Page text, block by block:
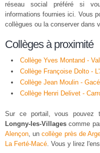
réseau social préféré si
informations fournies ici. Vous
collègues ou la conserver dans
Collèges à proximité
Collège Yves Montand -
Collège Françoise Dolto -
Collège Jean Moulin - Gacé
Collège Henri Delivet -
Sur ce portail, vous pouvez
Longny-les-Villages comme
Alençon, uncollège près de
La Ferté-Macé. Vous y lirez